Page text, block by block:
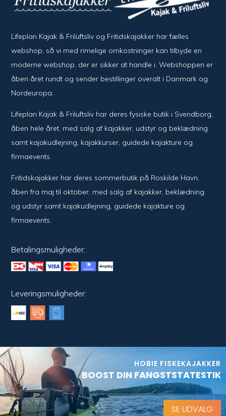
Lifeplan Kajak & Friluftsliv og Fritidskajakker har fælles
webshop, så vi med rimelige omkostninger kan tilbyde en
moderne webshop, der er sikker at handle i. Webshoppen er
åben året rundt og sender bestillinger overalt i Danmark og
Nordeuropa.
Lifeplan Kajak & Friluftsliv har deres fysiske butik i Svendborg,
åben hele året, med salg af kajakker, udstyr og beklædning
samt kajakudlejning, kajakkurser, guidede kajakture og
firmaevents.
Fritidskajakker har deres sommerbutik på Roskilde Havn,
åben fra maj til oktober, med salg af kajakker, beklædning
og udstyr samt kajakudlejning, guidede kajakture og
firmaevents.
Betalingsmuligheder:
Leveringsmuligheder:
HOBIE FISKEKAJAKKER
BOOST DIN FANGSTSTATESTIK
SE UDVALG